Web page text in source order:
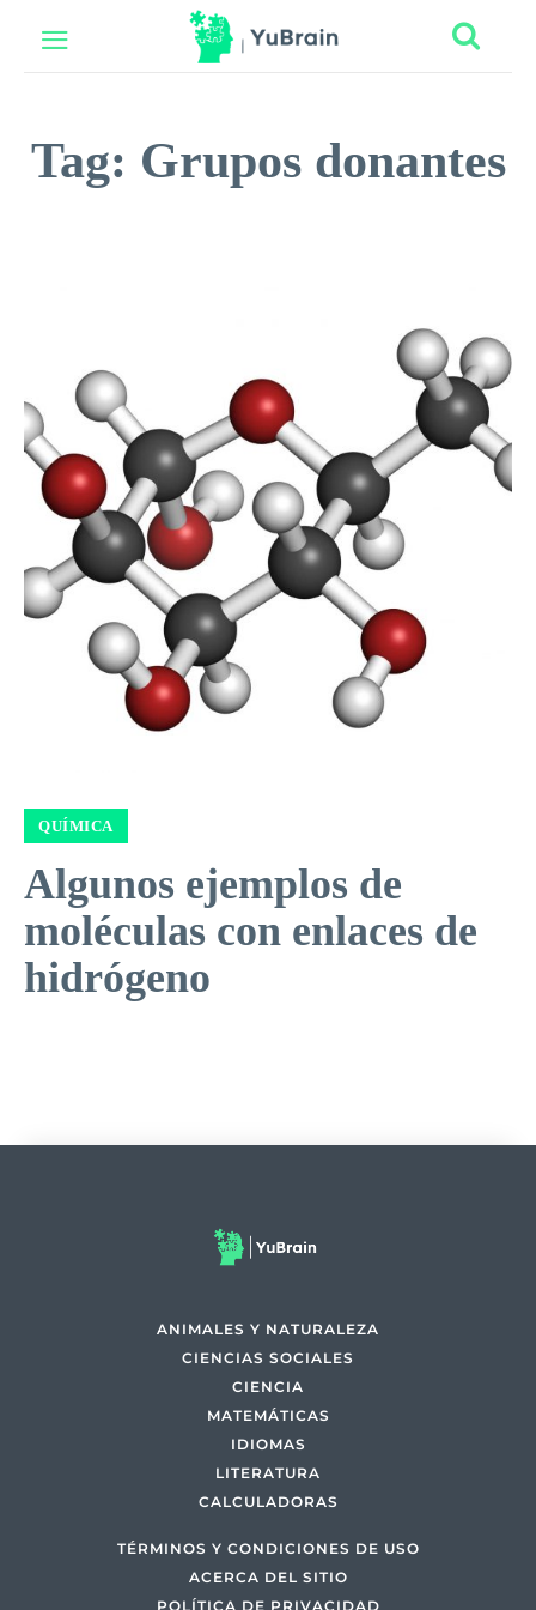
Tag: Grupos donantes
QUÍMICA
Algunos ejemplos de
moléculas con enlaces de
hidrógeno
ANIMALES Y NATURALEZA
CIENCIAS SOCIALES
CIENCIA
MATEMÁTICAS
IDIOMAS
LITERATURA
CALCULADORAS
TÉRMINOS Y CONDICIONES DE USO
ACERCA DEL SITIO
POLÍTICA DE PRIVACIDAD